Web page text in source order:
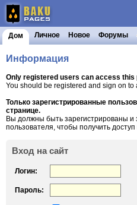
Дом Личное Новое Форумы
Информация
Only registered users can access this
You should be registered and sign on
Только зарегистрированные
странице.
Вы должны быть зарегистрированы
пользователя, чтобы получить доступ
Вход на сайт
Логин:
Пароль: